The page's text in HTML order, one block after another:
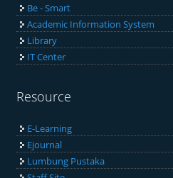
Be - Smart
Academic Information System
Library
IT Center
Resource
E-Learning
Ejournal
Lumbung Pustaka